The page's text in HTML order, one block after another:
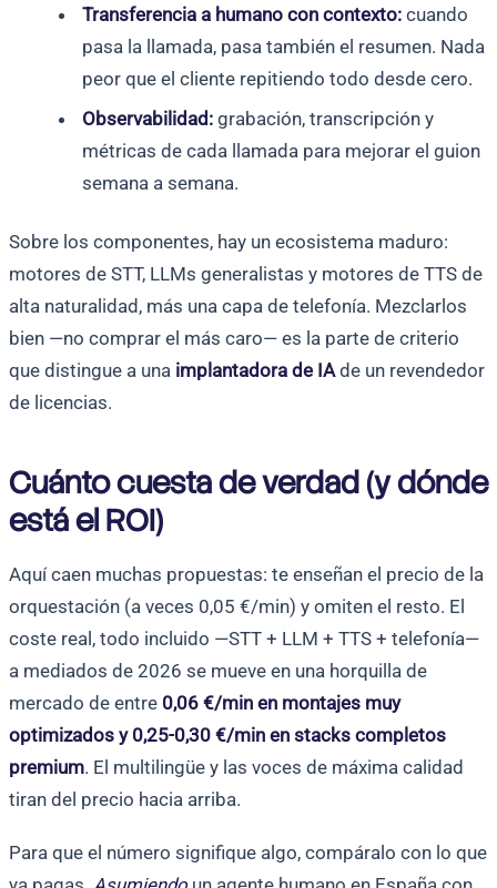
Transferencia a humano con contexto: cuando
pasa la llamada, pasa también el resumen. Nada
peor que el cliente repitiendo todo desde cero.
Observabilidad: grabación, transcripción y
métricas de cada llamada para mejorar el guion
semana a semana.
Sobre los componentes, hay un ecosistema maduro:
motores de STT, LLMs generalistas y motores de TTS de
alta naturalidad, más una capa de telefonía. Mezclarlos
bien —no comprar el más caro— es la parte de criterio
que distingue a una implantadora de IAde un revendedor
de licencias.
Cuánto cuesta de verdad (y dónde
está el ROI)
Aquí caen muchas propuestas: te enseñan el precio de la
orquestación (a veces 0,05 €/min) y omiten el resto. El
coste real, todo incluido —STT + LLM + TTS + telefonía—
a mediados de 2026 se mueve en una horquilla de
mercado de entre 0,06 €/min en montajes muy
optimizados y 0,25-0,30 €/min en stacks completos
premium. El multilingüe y las voces de máxima calidad
tiran del precio hacia arriba.
Para que el número signifique algo, compáralo con lo que